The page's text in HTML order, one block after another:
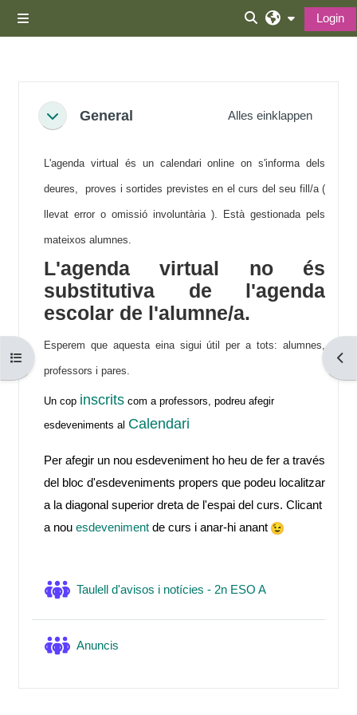
Sucheingabe
Login
Kursindex öffnen
Einklappen
General Alles einklappen
L'agenda virtual és un calendari online on s'informa dels
deures, proves i sortides previstes en el curs del seu fill/a (
llevat error o omissió involuntària ). Està gestionada pels
mateixos alumnes.
L'agenda virtual no és
substitutiva de l'agenda
escolar de l'alumne/a.
Esperem que aquesta eina sigui útil per a tots: alumnes,
professors i pares.
Un cop inscrits com a professors, podreu afegir
esdeveniments al Calendari
Per afegir un nou esdeveniment ho heu de fer a través
del bloc d'esdeveniments propers que podeu localitzar
a la diagonal superior dreta de l'espai del curs. Clicant
a nou esdeveniment de curs i anar-hi anant
Taulell d'avisos i notícies - 2n ESO A
Anuncis